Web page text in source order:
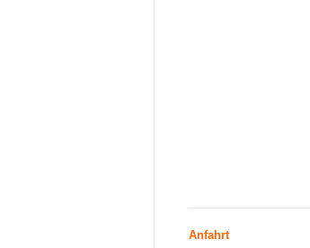
Anfahrt